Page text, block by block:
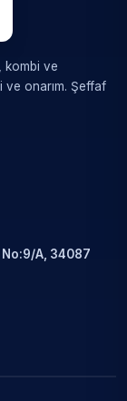
kombi ve
ve onarım. Şeffaf
No:9/A, 34087